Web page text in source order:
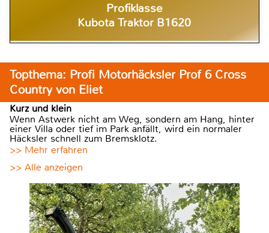
Profiklasse
Kubota Traktor B1620
Topthema: Profi Motorhäcksler Prof 6 Cross
Country von Eliet
Kurz und klein
Wenn Astwerk nicht am Weg, sondern am Hang, hinter
einer Villa oder tief im Park anfällt, wird ein normaler
Häcksler schnell zum Bremsklotz.
>> Mehr erfahren
>> Alle anzeigen